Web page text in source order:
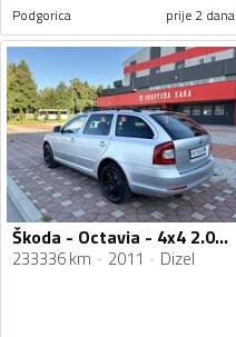
Podgorica prije 2 dana
Škoda - Octavia - 4x4 2.0TDI
233336 km 2011 Dizel